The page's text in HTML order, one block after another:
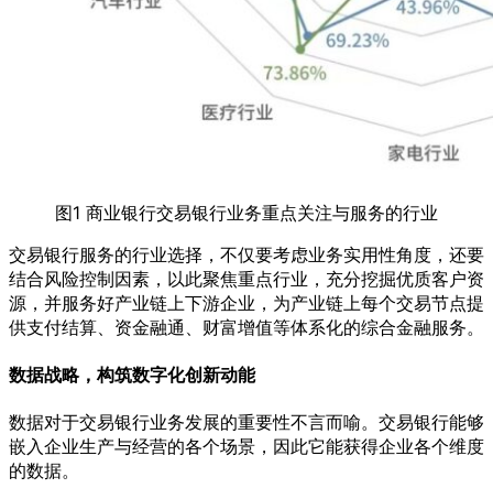
图1 商业银行交易银行业务重点关注与服务的行业
交易银行服务的行业选择，不仅要考虑业务实用性角度，还要
结合风险控制因素，以此聚焦重点行业，充分挖掘优质客户资
源，并服务好产业链上下游企业，为产业链上每个交易节点提
供支付结算、资金融通、财富增值等体系化的综合金融服务。
数据战略，构筑数字化创新动能
数据对于交易银行业务发展的重要性不言而喻。交易银行能够
嵌入企业生产与经营的各个场景，因此它能获得企业各个维度
的数据。